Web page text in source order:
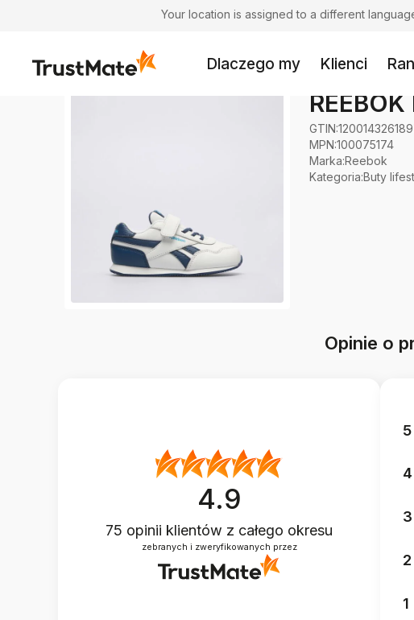
Your location is assigned to a different
Dlaczego my Klienci
GTIN:
MPN:100075174
Marka:Reebok
Kategoria:Buty
Opinie o
4.9
75 opinii klientów z całego okresu
zebranych i zweryfikowanych przez
5
4
3
2
1